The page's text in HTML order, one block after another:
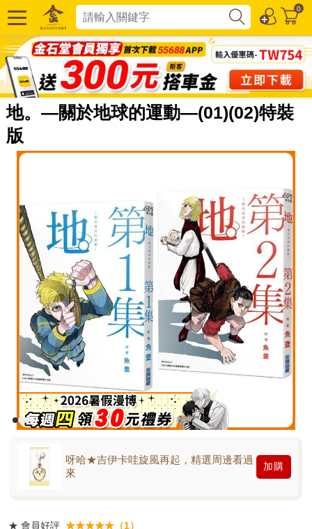
0
地。—關於地球的運動—(01)(02)特裝
版
呀哈★吉伊卡哇旋風再起，精選周邊看過
來
加購
★ 會員好評 ★★★★★（1）